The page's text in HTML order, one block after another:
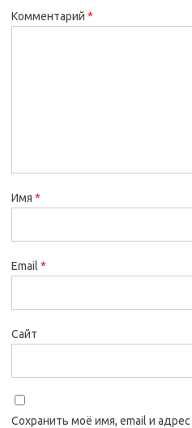
Комментарий *
Имя *
Email *
Сайт
Сохранить моё имя, email и